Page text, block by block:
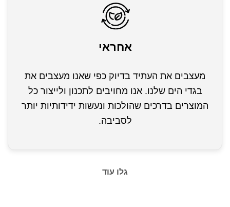
אחראי
מעצבים את העתיד בדיוק כפי שאנו מעצבים את
בגדי הים שלנו. אנו מחויבים לתכנון ולייצור כל
המוצרים בדרכים שהולכות ונעשות ידידותיות יותר
לסביבה.
גלו עוד